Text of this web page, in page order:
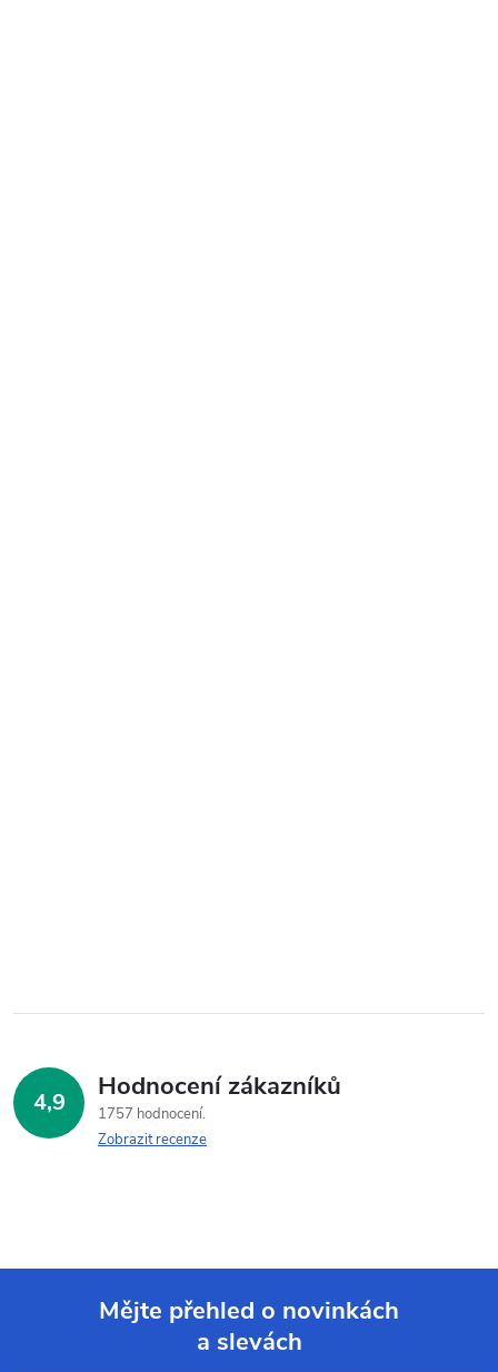
4,9 Hodnocení zákazníků
1757 hodnocení
Zobrazit recenze
Mějte přehled o novinkách
a slevách